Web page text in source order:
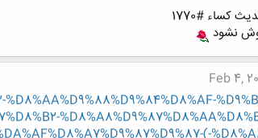
کساء #1770
نشود
Feb 4,